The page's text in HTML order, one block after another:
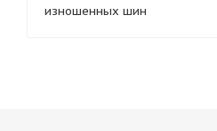
изношенных шин